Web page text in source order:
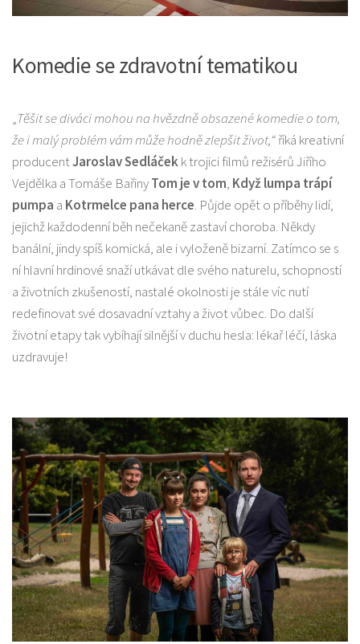
Komedie se zdravotní tematikou
„Těšit se diváci mohou na hvězdně obsazené komedie o tom,
že i malý problém vám může hodně zlepšit život,“říká kreativní
producentJaroslav Sedláčekk trojici filmů režisérů Jiřího
Vejdělka a Tomáše BařinyTom je v tom, Když lumpa trápí
pumpa a Kotrmelce pana herce. Půjde opět o příběhy lidí,
jejichž každodenní běh nečekaně zastaví choroba. Někdy
banální, jindy spíš komická, ale i vyloženě bizarní. Zatímco se s
ní hlavní hrdinové snaží utkávat dle svého naturelu, schopností
a životních zkušeností, nastalé okolnosti je stále víc nutí
redefinovat své dosavadní vztahy a život vůbec. Do další
životní etapy tak vybíhají silnější v duchu hesla: lékař léčí, láska
uzdravuje!